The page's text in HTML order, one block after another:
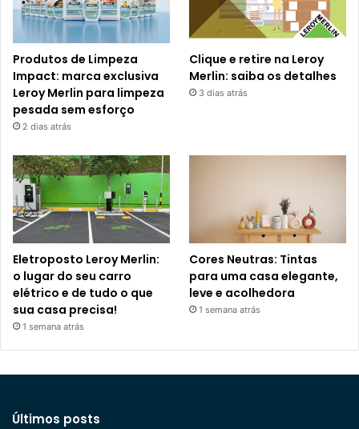
Produtos de Limpeza
Impact: marca exclusiva
Leroy Merlin para limpeza
pesada sem esforço
2 dias atrás
Clique e retire na Leroy
Merlin: saiba os detalhes
3 dias atrás
Eletroposto Leroy Merlin:
o lugar do seu carro
elétrico e de tudo o que
sua casa precisa!
1 semana atrás
Cores Neutras: Tintas
para uma casa elegante,
leve e acolhedora
1 semana atrás
Últimos posts